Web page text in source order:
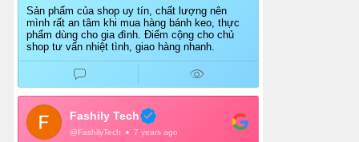
Sản phẩm của shop uy tín, chất lượng nên
mình rất an tâm khi mua hàng bánh keo, thực
phẩm dùng cho gia đình. Điểm cộng cho chủ
shop tư vấn nhiệt tình, giao hàng nhanh.
Fashily Tech
@FashilyTech 7 years ago